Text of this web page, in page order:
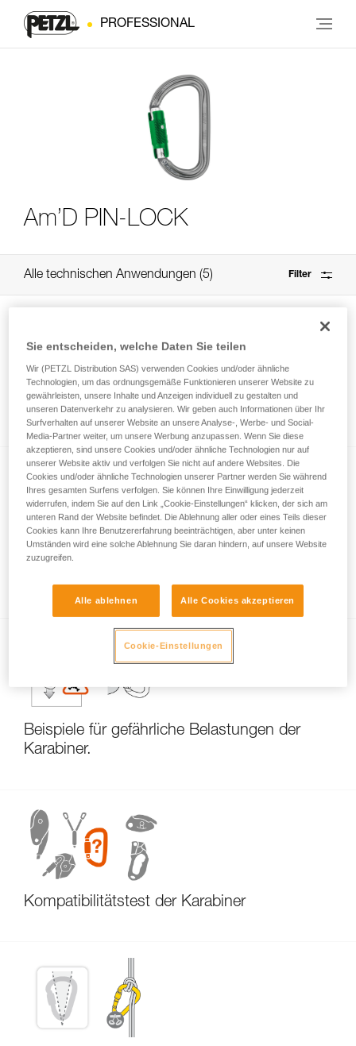
PROFESSIONAL
Am’D PIN-LOCK
Alle technischen Anwendungen 5 Filter
Verschlusssysteme von Karabinern
Wichtige Informationen zum Thema
Beispiele für gefährliche Belastungen der
Karabiner.
Kompatibilitätstest der Karabiner
Sie entscheiden, welche Daten Sie teilen
Wir (PETZL Distribution SAS) verwenden Cookies und/oder ähnliche
Technologien, um das ordnungsgemäße Funktionieren unserer Website zu
gewährleisten, unsere Inhalte und Anzeigen individuell zu gestalten und
unseren Datenverkehr zu analysieren. Wir geben auch Informationen über Ihr
Surfverhalten auf unserer Website an unsere Analyse-, Werbe- und Social-
Media-Partner weiter, um unsere Werbung anzupassen. Wenn Sie diese
akzeptieren, sind unsere Cookies und/oder ähnliche Technologien nur auf
unserer Website aktiv und verfolgen Sie nicht auf andere Websites. Die
Cookies und/oder ähnliche Technologien unserer Partner werden Sie während
Ihres gesamten Surfens verfolgen. Sie können Ihre Einwilligung jederzeit
widerrufen, indem Sie auf den Link „Cookie-Einstellungen“ klicken, der sich am
unteren Rand der Website befindet. Die Ablehnung aller oder eines Teils dieser
Cookies kann Ihre Benutzererfahrung beeinträchtigen, aber unter keinen
Umständen wird eine solche Ablehnung Sie daran hindern, auf unsere Website
zuzugreifen.
Alle ablehnen Alle Cookies akzeptieren
Cookie-Einstellungen